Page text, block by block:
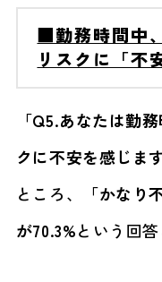
■勤務時間中
リスクに「不
「Q5.あなたは勤
クに不安を感じま
ところ、
「かなり
が70.3%という回答